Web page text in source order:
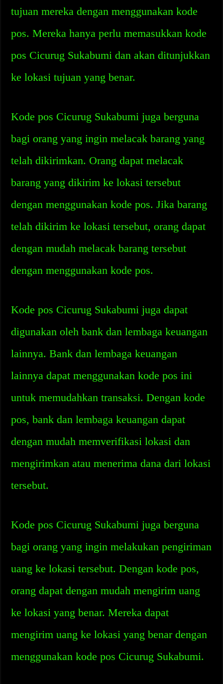
tujuan mereka dengan menggunakan kode
pos. Mereka hanya perlu memasukkan kode
pos Cicurug Sukabumi dan akan ditunjukkan
ke lokasi tujuan yang benar.
Kode pos Cicurug Sukabumi juga berguna
bagi orang yang ingin melacak barang yang
telah dikirimkan. Orang dapat melacak
barang yang dikirim ke lokasi tersebut
dengan menggunakan kode pos. Jika barang
telah dikirim ke lokasi tersebut, orang dapat
dengan mudah melacak barang tersebut
dengan menggunakan kode pos.
Kode pos Cicurug Sukabumi juga dapat
digunakan oleh bank dan lembaga keuangan
lainnya. Bank dan lembaga keuangan
lainnya dapat menggunakan kode pos ini
untuk memudahkan transaksi. Dengan kode
pos, bank dan lembaga keuangan dapat
dengan mudah memverifikasi lokasi dan
mengirimkan atau menerima dana dari lokasi
tersebut.
Kode pos Cicurug Sukabumi juga berguna
bagi orang yang ingin melakukan pengiriman
uang ke lokasi tersebut. Dengan kode pos,
orang dapat dengan mudah mengirim uang
ke lokasi yang benar. Mereka dapat
mengirim uang ke lokasi yang benar dengan
menggunakan kode pos Cicurug Sukabumi.